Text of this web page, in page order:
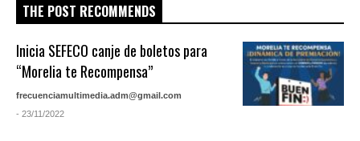
THE POST RECOMMENDS
Inicia SEFECO canje de boletos para
“Morelia te Recompensa”
frecuenciamultimedia.adm@gmail.com
- 23/11/2022